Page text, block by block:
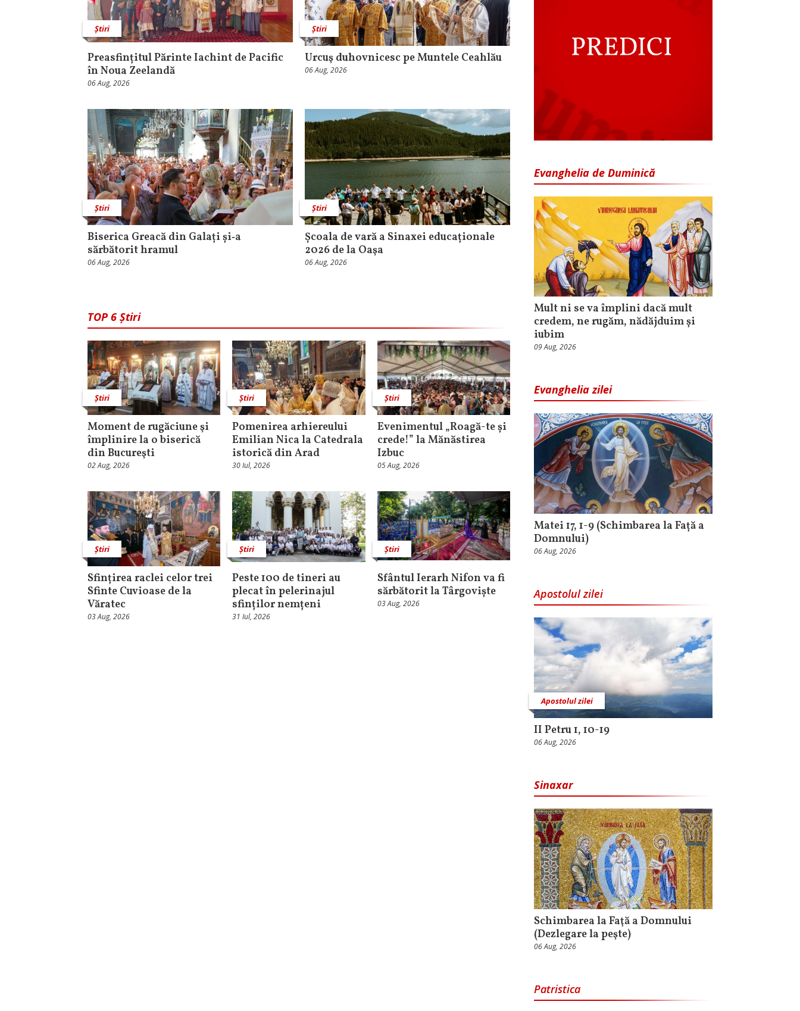
Știri
Preasfințitul Părinte Iachint de Pacific
în Noua Zeelandă
06 Aug, 2026
Știri
Urcuş duhovnicesc pe Muntele Ceahlău
06 Aug, 2026
Știri
Biserica Greacă din Galați și‑a
sărbătorit hramul
06 Aug, 2026
Știri
Școala de vară a Sinaxei educaționale
2026 de la Oaşa
06 Aug, 2026
TOP 6 Știri
Știri
Moment de rugăciune şi
împlinire la o biserică
din Bucureşti
02 Aug, 2026
Știri
Pomenirea arhiereului
Emilian Nica la Catedrala
istorică din Arad
30 Iul, 2026
Știri
Evenimentul „Roagă-te și
crede!” la Mănăstirea
Izbuc
05 Aug, 2026
Știri
Sfințirea raclei celor trei
Sfinte Cuvioase de la
Văratec
03 Aug, 2026
Știri
Peste 100 de tineri au
plecat în pelerinajul
sfinților nemțeni
31 Iul, 2026
Știri
Sfântul Ierarh Nifon va fi
sărbătorit la Târgoviște
03 Aug, 2026
Evanghelia de Duminică
Mult ni se va împlini dacă mult
credem, ne rugăm, nădăjduim și
iubim
09 Aug, 2026
Evanghelia zilei
Matei 17, 1-9 (Schimbarea la Față a
Domnului)
06 Aug, 2026
Apostolul zilei
Apostolul zilei
II Petru 1, 10-19
06 Aug, 2026
Sinaxar
Schimbarea la Faţă a Domnului
(Dezlegare la peşte)
06 Aug, 2026
Patristica